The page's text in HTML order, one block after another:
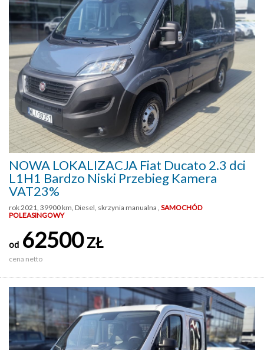
NOWA LOKALIZACJA Fiat Ducato 2.3 dci
L1H1 Bardzo Niski Przebieg Kamera
VAT23%
rok 2021, 39900 km, Diesel, skrzynia manualna , SAMOCHÓD
POLEASINGOWY
od 62500ZŁ
cena netto